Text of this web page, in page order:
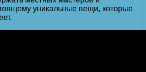
уникальные вещи, которые